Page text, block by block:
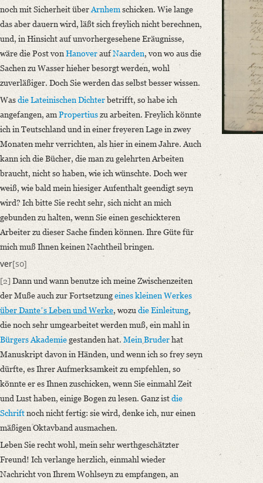
noch mit Sicherheit überArnhemschicken. Wie lange
das aber dauern wird, läßt sich freylich nicht berechnen,
und, in Hinsicht auf unvorhergesehene Eräugnisse,
wäre die Post vonHanoveraufNaarden, von wo aus die
Sachen zu Wasser hieher besorgt werden, wohl
zuverläßiger. Doch Sie werden das selbst besser wissen.
Wasdie Lateinischen Dichterbetrifft, so habe ich
angefangen, amPropertiuszu arbeiten. Freylich könnte
ich in Teutschland und in einer freyeren Lage in zwey
Monaten mehr verrichten, als hier in einem Jahre. Auch
kann ich die Bücher, die man zu gelehrten Arbeiten
braucht, nicht so haben, wie ich wünschte. Doch wer
weiß, wie bald mein hiesiger Aufenthalt geendigt seyn
wird? Ich bitte Sie recht sehr, sich nicht an mich
gebunden zu halten, wenn Sie einen geschickteren
Arbeiter zu dieser Sache finden können. Ihre Güte für
mich muß Ihnen keinen Nachtheil bringen.
ver[so]
[2]Dann und wann benutze ich meine Zwischenzeiten
der Muße auch zur Fortsetzungeines kleinen Werkes
überDanteʼsLeben und Werke, wozu die Einleitung,
die noch sehr umgearbeitet werden muß, ein mahl in
BürgersAkademiegestanden hat. Mein Bruderhat
Manuskript davon in Händen, und wenn ich so frey seyn
dürfte, es Ihrer Aufmerksamkeit zu empfehlen, so
könnte er es Ihnen zuschicken, wenn Sie einmahl Zeit
und Lust haben, einige Bogen zu lesen. Ganz istdie
Schriftnoch nicht fertig: sie wird, denke ich, nur einen
mäßigen Oktavband ausmachen.
Leben Sie recht wohl, mein sehr werthgeschätzter
Freund! Ich verlange herzlich, einmahl wieder
Nachricht von Ihrem Wohlseyn zu empfangen, an